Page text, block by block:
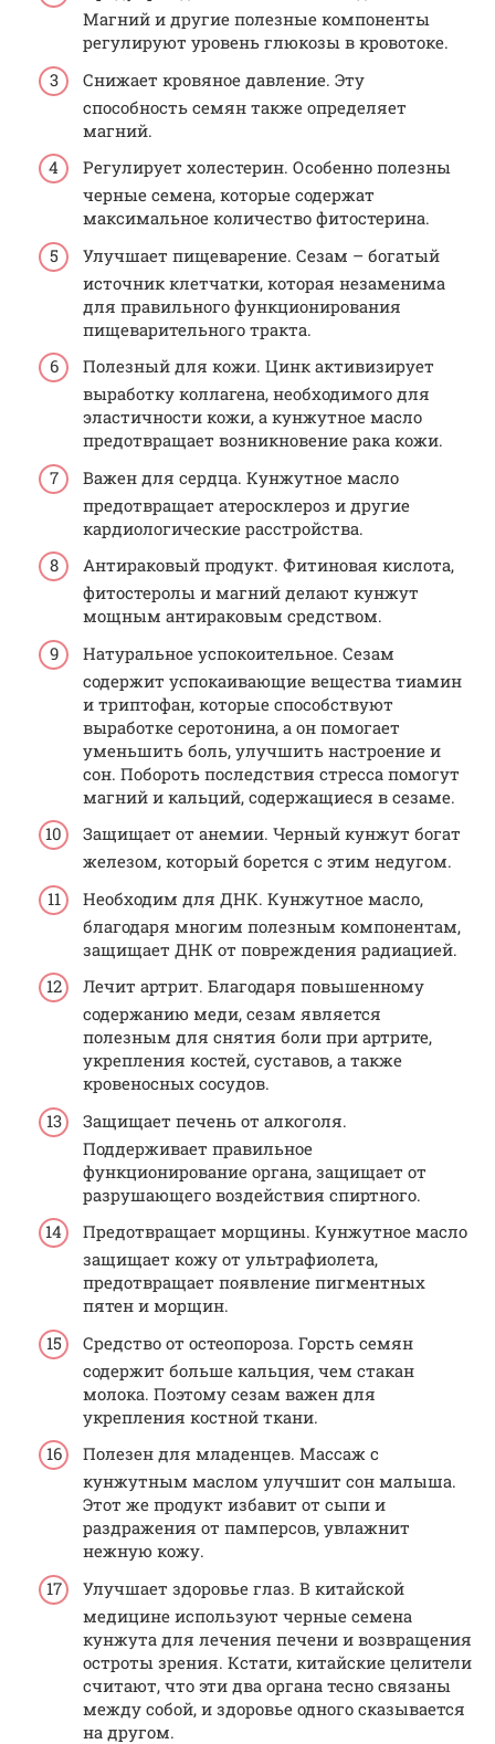
Магний и другие полезные компоненты
регулируют уровень глюкозы в кровотоке.
Снижает кровяное давление. Эту
способность семян также определяет
магний.
Регулирует холестерин. Особенно полезны
черные семена, которые содержат
максимальное количество фитостерина.
Улучшает пищеварение. Сезам – богатый
источник клетчатки, которая незаменима
для правильного функционирования
пищеварительного тракта.
Полезный для кожи. Цинк активизирует
выработку коллагена, необходимого для
эластичности кожи, а кунжутное масло
предотвращает возникновение рака кожи.
Важен для сердца. Кунжутное масло
предотвращает атеросклероз и другие
кардиологические расстройства.
Антираковый продукт. Фитиновая кислота,
фитостеролы и магний делают кунжут
мощным антираковым средством.
Натуральное успокоительное. Сезам
содержит успокаивающие вещества тиамин
и триптофан, которые способствуют
выработке серотонина, а он помогает
уменьшить боль, улучшить настроение и
сон. Побороть последствия стресса помогут
магний и кальций, содержащиеся в сезаме.
Защищает от анемии. Черный кунжут богат
железом, который борется с этим недугом.
Необходим для ДНК. Кунжутное масло,
благодаря многим полезным компонентам,
защищает ДНК от повреждения радиацией.
Лечит артрит. Благодаря повышенному
содержанию меди, сезам является
полезным для снятия боли при артрите,
укрепления костей, суставов, а также
кровеносных сосудов.
Защищает печень от алкоголя.
Поддерживает правильное
функционирование органа, защищает от
разрушающего воздействия спиртного.
Предотвращает морщины. Кунжутное масло
защищает кожу от ультрафиолета,
предотвращает появление пигментных
пятен и морщин.
Средство от остеопороза. Горсть семян
содержит больше кальция, чем стакан
молока. Поэтому сезам важен для
укрепления костной ткани.
Полезен для младенцев. Массаж с
кунжутным маслом улучшит сон малыша.
Этот же продукт избавит от сыпи и
раздражения от памперсов, увлажнит
нежную кожу.
Улучшает здоровье глаз. В китайской
медицине используют черные семена
кунжута для лечения печени и возвращения
остроты зрения. Кстати, китайские целители
считают, что эти два органа тесно связаны
между собой, и здоровье одного сказывается
на другом.